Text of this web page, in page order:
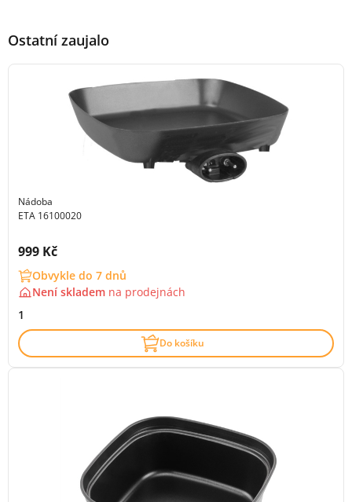
Ostatní zaujalo
Nádoba
ETA 16100020
Cena s DPH:
999 Kč
Obvykle do 7 dnů
Není skladem na prodejnách
1
Do košíku